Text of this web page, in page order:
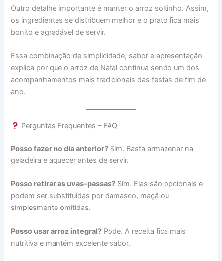
Outro detalhe importante é manter o arroz soltinho. Assim,
os ingredientes se distribuem melhor e o prato fica mais
bonito e agradável de servir.
Essa combinação de simplicidade, sabor e apresentação
explica por que o arroz de Natal continua sendo um dos
acompanhamentos mais tradicionais das festas de fim de
ano.
Perguntas Frequentes – FAQ
Posso fazer no dia anterior? Sim. Basta armazenar na
geladeira e aquecer antes de servir.
Posso retirar as uvas-passas? Sim. Elas são opcionais e
podem ser substituídas por damasco, maçã ou
simplesmente omitidas.
Posso usar arroz integral? Pode. A receita fica mais
nutritiva e mantém excelente sabor.